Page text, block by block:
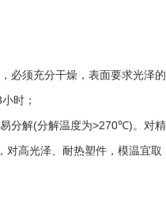
必须充分干燥，表面要求光泽的
小时；
分解(分解温度为>270℃)。对精
，对高光泽、耐热塑件，模温宜取